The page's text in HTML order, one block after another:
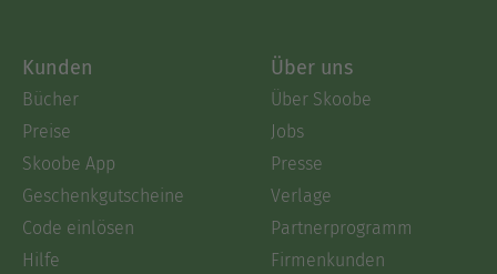
Kunden
Bücher
Preise
Skoobe App
Geschenkgutscheine
Code einlösen
Hilfe
Über uns
Über Skoobe
Jobs
Presse
Verlage
Partnerprogramm
Firmenkunden